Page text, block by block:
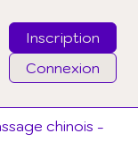
Inscription
Connexion
chinois -